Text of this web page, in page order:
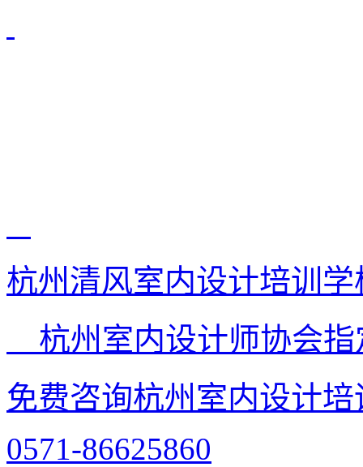
杭州清风室内设计培训学
杭州室内设计师协会
免费咨询杭州室内设计
0571-86625860